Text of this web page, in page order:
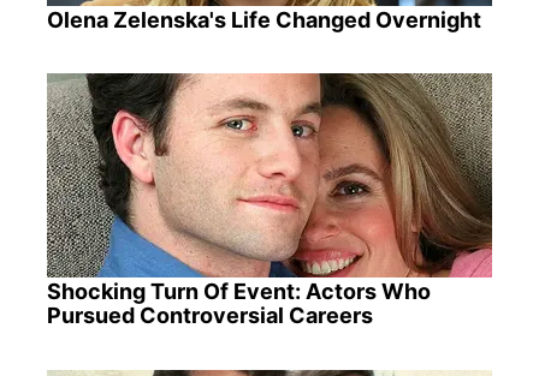
Olena Zelenska's Life Changed Overnight
Shocking Turn Of Event: Actors Who
Pursued Controversial Careers